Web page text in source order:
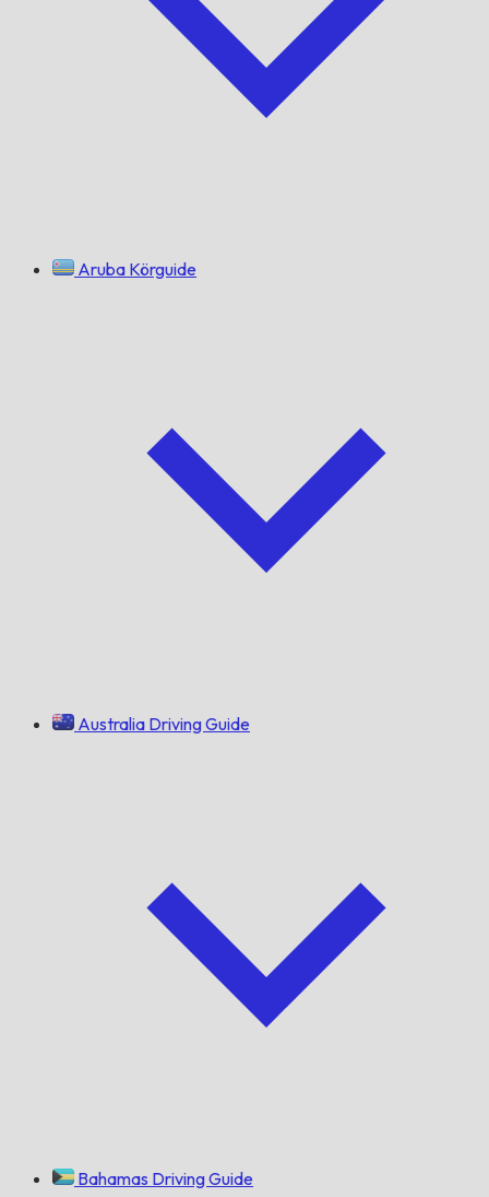
Aruba Körguide
Australia Driving Guide
Bahamas Driving Guide